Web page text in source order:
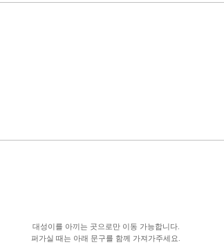
대성이를 아끼는 곳으로만 이동 가능합니다.
퍼가실 때는 아래 문구를 함께 가져가주세요.